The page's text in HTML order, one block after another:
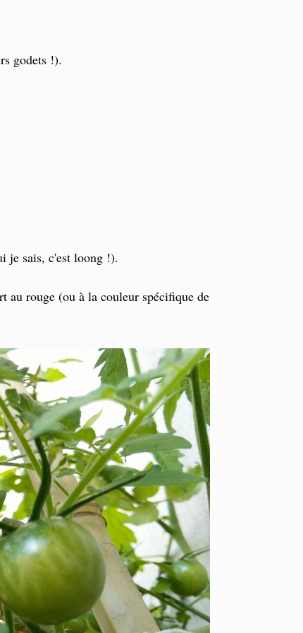
godets !).
je sais, c'est loong !).
au rouge (ou à la couleur spécifique de